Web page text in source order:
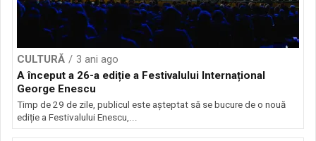
CULTURĂ
3 ani ago
A început a 26-a ediție a Festivalului Internațional
George Enescu
Timp de 29 de zile, publicul este așteptat să se bucure de o nouă
ediție a Festivalului Enescu,...